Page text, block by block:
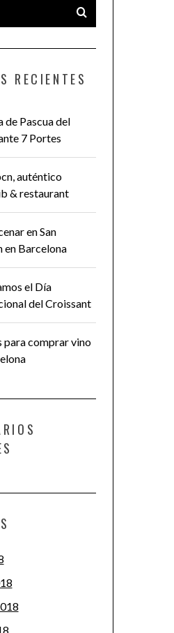
RECIENTES
de Pascua del
7 Portes
auténtico
& restaurant
en San
en Barcelona
el Día
del Croissant
para comprar vino